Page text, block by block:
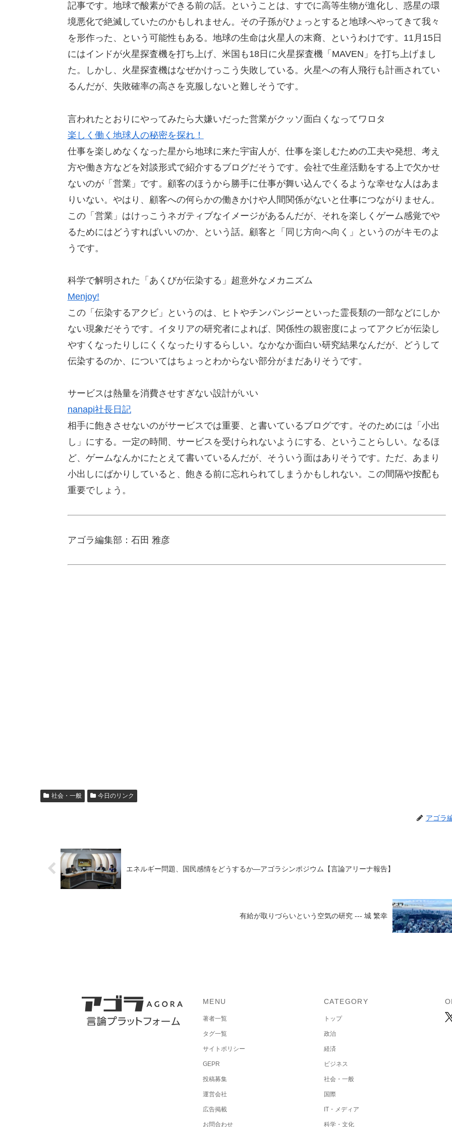
記事です。地球で酸素ができる前の話。ということは、すでに高等生物が進化し、惑星の環
境悪化で絶滅していたのかもしれません。その子孫がひょっとすると地球へやってきて我々
を形作った、という可能性もある。地球の生命は火星人の末裔、というわけです。11月15日
にはインドが火星探査機を打ち上げ、米国も18日に火星探査機「MAVEN」を打ち上げまし
た。しかし、火星探査機はなぜかけっこう失敗している。火星への有人飛行も計画されてい
るんだが、失敗確率の高さを克服しないと難しそうです。
言われたとおりにやってみたら大嫌いだった営業がクッソ面白くなってワロタ
楽しく働く地球人の秘密を探れ！
仕事を楽しめなくなった星から地球に来た宇宙人が、仕事を楽しむための工夫や発想、考え
方や働き方などを対談形式で紹介するブログだそうです。会社で生産活動をする上で欠かせ
ないのが「営業」です。顧客のほうから勝手に仕事が舞い込んでくるような幸せな人はあま
りいない。やはり、顧客への何らかの働きかけや人間関係がないと仕事につながりません。
この「営業」はけっこうネガティブなイメージがあるんだが、それを楽しくゲーム感覚でや
るためにはどうすればいいのか、という話。顧客と「同じ方向へ向く」というのがキモのよ
うです。
科学で解明された「あくびが伝染する」超意外なメカニズム
Menjoy!
この「伝染するアクビ」というのは、ヒトやチンパンジーといった霊長類の一部などにしか
ない現象だそうです。イタリアの研究者によれば、関係性の親密度によってアクビが伝染し
やすくなったりしにくくなったりするらしい。なかなか面白い研究結果なんだが、どうして
伝染するのか、についてはちょっとわからない部分がまだありそうです。
サービスは熱量を消費させすぎない設計がいい
nanapi社長日記
相手に飽きさせないのがサービスでは重要、と書いているブログです。そのためには「小出
し」にする。一定の時間、サービスを受けられないようにする、ということらしい。なるほ
ど、ゲームなんかにたとえて書いているんだが、そういう面はありそうです。ただ、あまり
小出しにばかりしていると、飽きる前に忘れられてしまうかもしれない。この間隔や按配も
重要でしょう。
アゴラ編集部：石田 雅彦
社会・一般 今日のリンク
アゴラ
エネルギー問題、国民感情をどうするか—アゴラシンポジウム【言論アリーナ報告】
有給が取りづらいという空気の研究 --- 城 繁幸
MENU
著者一覧
タグ一覧
サイトポリシー
GEPR
投稿募集
運営会社
広告掲載
お問合わせ
CATEGORY
トップ
政治
経済
ビジネス
社会・一般
国際
IT・メディア
科学・文化